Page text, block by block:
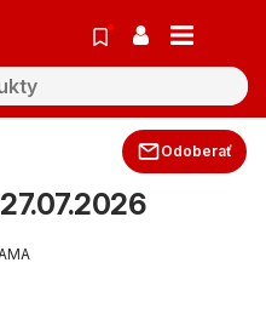
Odoberať